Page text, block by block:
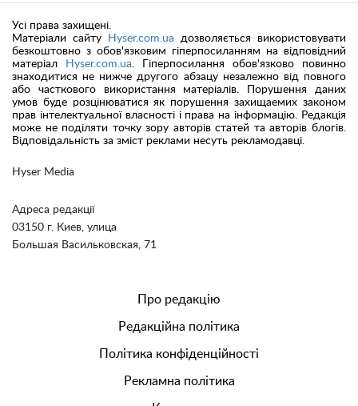
Hyser Media
Адреса редакції
03150 г. Киев, улица
Большая Васильковская, 71
Усі права захищені.
Матеріали сайту
Hyser.com.ua дозволяється використовувати
безкоштовно з обов'язковим гіперпосиланням на відповідний
матеріал
Hyser.com.ua. Гіперпосилання обов'язково повинно
знаходитися не нижче другого абзацу незалежно від повного
або часткового використання матеріалів. Порушення даних
умов буде розцінюватися як порушення захищаемих законом
прав інтелектуальної власності і права на інформацію. Редакція
може не поділяти точку зору авторів статей та авторів блогів.
Відповідальність за зміст реклами несуть рекламодавці.
Про редакцію
Редакційна політика
Політика конфіденційності
Рекламна політика